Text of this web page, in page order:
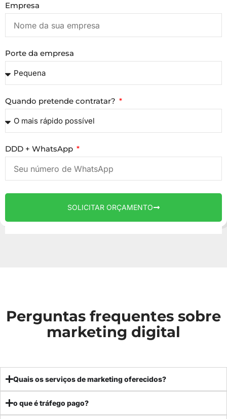
Empresa
Porte da empresa
Quando pretende contratar?
DDD + WhatsApp
SOLICITAR ORÇAMENTO
Perguntas frequentes sobre
marketing digital
Quais os serviços de marketing oferecidos?
o que é tráfego pago?